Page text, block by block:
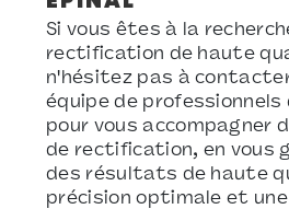
Si vous êtes à la
rectification de haute
n'hésitez pas à contacter
équipe de
pour vous accompagner
de rectification, en vous
des résultats de haute
précision optimale et